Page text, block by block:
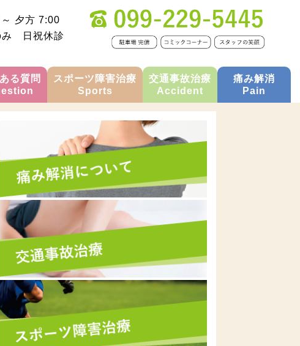
夕方 7:00
み 日祝休診
る質問
スポーツ障害治療
Sports
交通事故治療
Accident
痛み解消
Pain